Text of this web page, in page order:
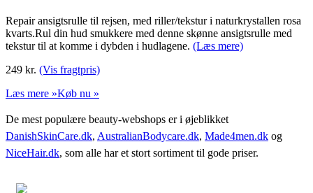
Repair ansigtsrulle til rejsen, med riller/tekstur i naturkrystallen rosa
kvarts.Rul din hud smukkere med denne skønne ansigtsrulle med
tekstur til at komme i dybden i hudlagene. (Læs mere)
249 kr. (Vis fragtpris)
Læs mere »Køb nu »
De mest populære beauty-webshops er i øjeblikket
DanishSkinCare.dk, AustralianBodycare.dk, Made4men.dk og
NiceHair.dk, som alle har et stort sortiment til gode priser.